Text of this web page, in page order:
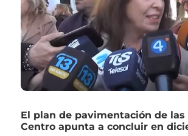
El plan de pavimentación de las
Centro apunta a concluir en